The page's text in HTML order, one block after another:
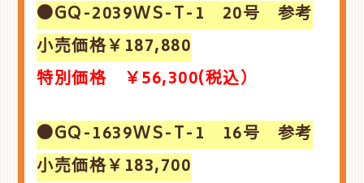
●GQ-2039WS-T-1 20号 参考
小売価格￥187,880
特別価格 ￥56,300(税込）
●GQ-1639WS-T-1 16号 参考
小売価格￥183,700